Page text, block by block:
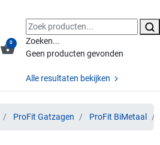
shopping_basket
0
Zoeken...
Geen producten gevonden
Alle resultaten bekijken
ProFit Gatzagen ProFit BiMetaal